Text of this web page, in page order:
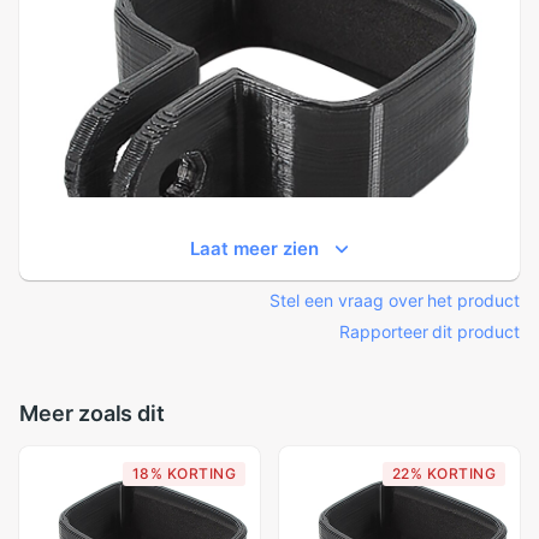
Laat meer zien
Stel een vraag over het product
Rapporteer dit product
Meer zoals dit
18% KORTING 22% KORTING